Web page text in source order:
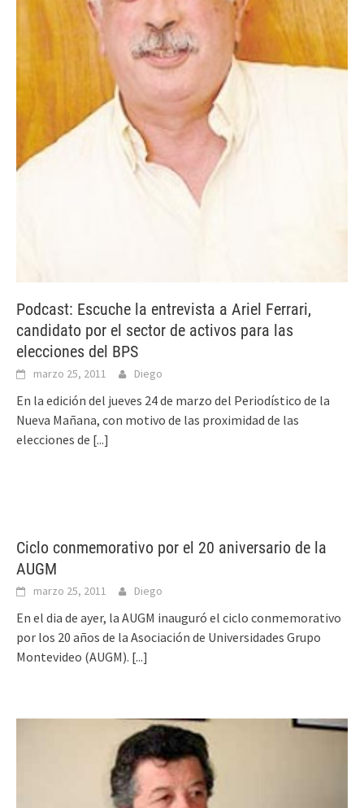
Podcast: Escuche la entrevista a Ariel Ferrari,
candidato por el sector de activos para las
elecciones del BPS
marzo 25, 2011 Diego
En la edición del jueves 24 de marzo del Periodístico de la
Nueva Mañana, con motivo de las proximidad de las
elecciones de [...]
Ciclo conmemorativo por el 20 aniversario de la
AUGM
marzo 25, 2011 Diego
En el dia de ayer, la AUGM inauguró el ciclo conmemorativo
por los 20 años de la Asociación de Universidades Grupo
Montevideo (AUGM). [...]